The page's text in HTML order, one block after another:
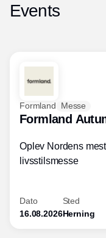
Events
Formland Messe
Formland
Oplev Nordens
livsstilsmesse
Dato
16.08.2026
Sted
Herning